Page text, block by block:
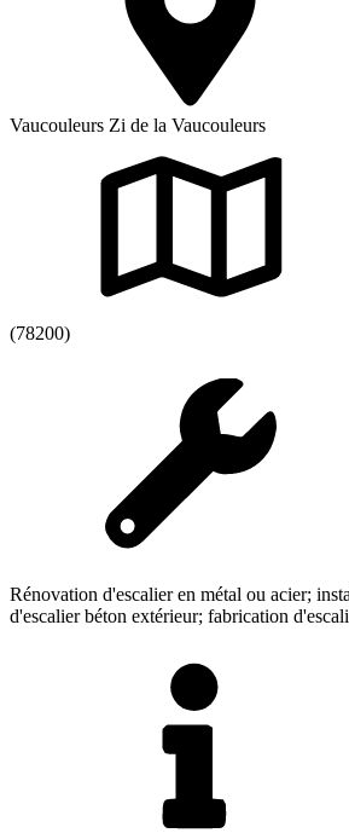
Vaucouleurs Zi de la Vaucouleurs
(78200)
Rénovation d'escalier en métal ou acier;
d'escalier béton extérieur; fabrication